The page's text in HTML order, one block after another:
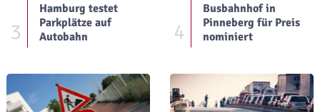
3
Hamburg testet
Parkplätze auf
Autobahn
4
Busbahnhof in
Pinneberg für Preis
nominiert